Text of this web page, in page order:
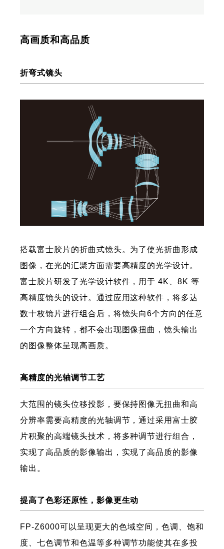
高画质和高品质
折弯式镜头
搭载富士胶片的折曲式镜头。为了使光折曲形成
图像，在光的汇聚方面需要高精度的光学设计。
富士胶片研发了光学设计软件，用于 4K、8K 等
高精度镜头的设计。通过应用这种软件，将多达
数十枚镜片进行组合后，将镜头向6个方向的任意
一个方向旋转，都不会出现图像扭曲，镜头输出
的图像整体呈现高画质。
高精度的光轴调节工艺
大范围的镜头位移投影，要保持图像无扭曲和高
分辨率需要高精度的光轴调节，通过采用富士胶
片积聚的高端镜头技术，将多种调节进行组合，
实现了高品质的影像输出，实现了高品质的影像
输出。
提高了色彩还原性，影像更生动
FP-Z6000可以呈现更大的色域空间，色调、饱和
度、七色调节和色温等多种调节功能使其在多投